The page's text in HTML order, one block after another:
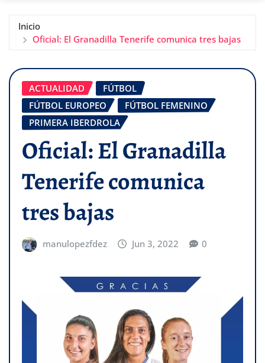
Inicio
Oficial: El Granadilla Tenerife comunica tres bajas
ACTUALIDAD
FÚTBOL
FÚTBOL EUROPEO
FÚTBOL FEMENINO
PRIMERA IBERDROLA
Oficial: El Granadilla
Tenerife comunica
tres bajas
manulopezfdez Jun 3, 2022 0